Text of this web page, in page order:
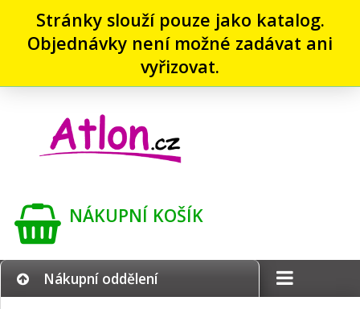
Stránky slouží pouze jako katalog.
Objednávky není možné zadávat ani
vyřizovat.
NÁKUPNÍ KOŠÍK
Nákupní oddělení